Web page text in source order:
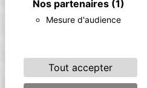
Nos partenaires (1)
Mesure d'audience
Tout accepter
d’une autorité de contrôle, ainsi que
post-mortem. Vous pouvez exercer ces
par courrier électronique à l'adresse .
être demandé. Nous conservons vos
contact puis pendant la durée de
de gestion des contentieux. Consultez le
sur vos droits.